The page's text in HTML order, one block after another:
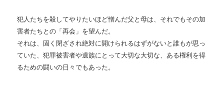
犯人たちを殺してやりたいほど憎んだ父と母は、それでもその加
害者たちとの「再会」を望んだ。
それは、固く閉ざされ絶対に開けられるはずがないと誰もが思っ
ていた、犯罪被害者や遺族にとって大切な大切な、ある権利を得
るための闘いの日々でもあった。